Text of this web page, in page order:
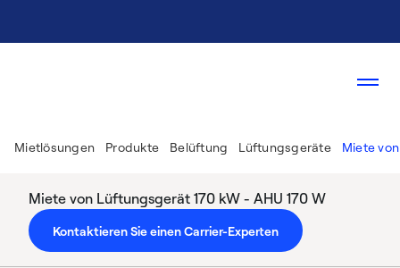
Mietlösungen Produkte Belüftung Lüftungsgeräte Miete
Miete von Lüftungsgerät 170 kW - AHU 170 W
Kontaktieren Sie einen Carrier-Experten